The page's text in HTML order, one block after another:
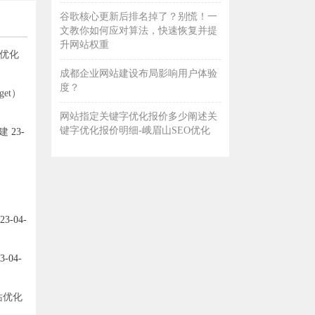
化
）
23-
04-
04-
优化
谷歌核心更新后排名掉了？别慌！一
文教你如何应对算法，快速恢复并提
升网站权重
成都企业网站建设布局影响用户体验
度？
网站指定关键字优化报价多少阐述关
键字优化报价明细-峨眉山SEO优化